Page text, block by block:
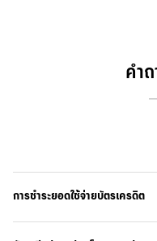
คำ
การชำระยอดใช้จ่ายบัตรเครดิต